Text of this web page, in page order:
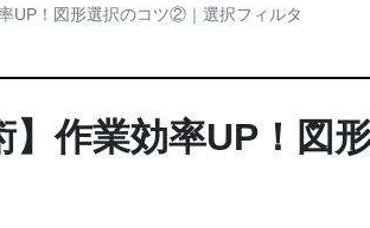
UP！図形選択のコツ②｜選択フィルタ
】作業効率UP！図